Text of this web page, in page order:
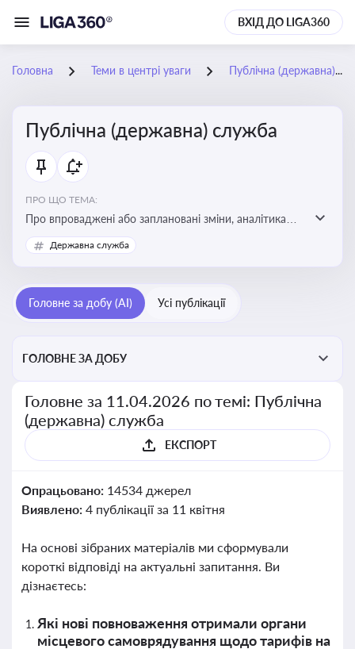
ВХІД ДО LIGA360
Головна Теми в центрі уваги Публічна (державна) служба
Публічна (державна) служба
ПРО ЩО ТЕМА:
Про впроваджені або заплановані зміни, аналітика
судової практики щодо держслужби, оцінка ризиків
для посадовців, вплив новацій на організаційну
дотримання етичних стандартів
Державна служба
Головне за добу (AI) Усі публікації
ГОЛОВНЕ ЗА ДОБУ
Головне за 11.04.2026 по темі: Публічна
(державна) служба
ЕКСПОРТ
Опрацьовано: 14534 джерел
Виявлено: 4 публікації за 11 квітня
На основі зібраних матеріалів ми сформували
короткі відповіді на актуальні запитання. Ви
дізнаєтесь:
Які нові повноваження отримали органи
місцевого самоврядування щодо тарифів на